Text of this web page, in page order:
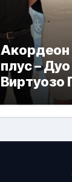
Акордеон
плус – Дуо
Виртуозо
награда